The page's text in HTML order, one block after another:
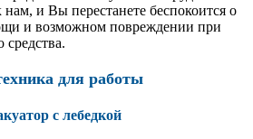
и Вы перестанете беспокоится о
и возможном повреждении при
средства.
для работы
с лебедкой